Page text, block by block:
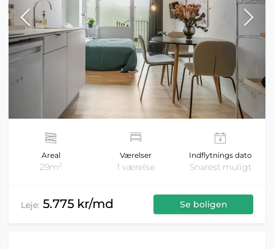
Areal
29m2
Værelser
1 værelse
Indflytnings dato
Snarest muligt
Leje: 5.775 kr/md Se boligen